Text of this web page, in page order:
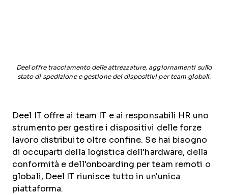
Deel offre tracciamento delle attrezzature, aggiornamenti sullo
stato di spedizione e gestione dei dispositivi per team globali.
Deel IT offre ai team IT e ai responsabili HR uno
strumento per gestire i dispositivi delle forze
lavoro distribuite oltre confine. Se hai bisogno
di occuparti della logistica dell'hardware, della
conformità e dell'onboarding per team remoti o
globali, Deel IT riunisce tutto in un'unica
piattaforma.